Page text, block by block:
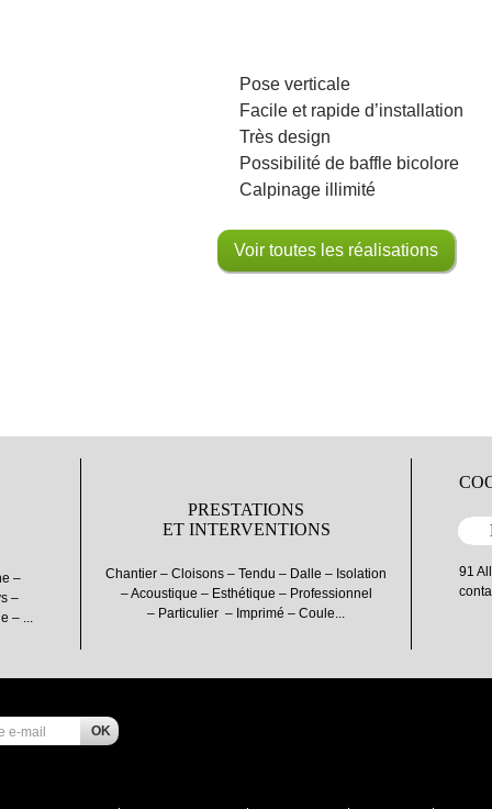
Pose verticale
Facile et rapide d’installation
Très design
Possibilité de baffle bicolore
Calpinage illimité
Voir toutes les réalisations
–
–
– ...
PRESTATIONS
ET INTERVENTIONS
Chantier – Cloisons – Tendu – Dalle – Isolation
– Acoustique – Esthétique – Professionnel
– Particulier – Imprimé – Coule...
91